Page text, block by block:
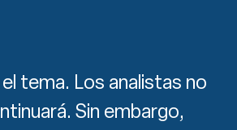
tema. Los analistas no
Sin embargo,